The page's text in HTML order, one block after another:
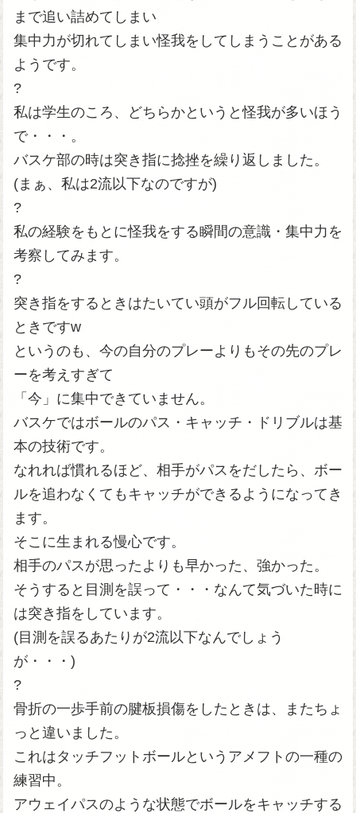
まで追い詰めてしまい
集中力が切れてしまい怪我をしてしまうことがある
ようです。
?
私は学生のころ、どちらかというと怪我が多いほう
で・・・。
バスケ部の時は突き指に捻挫を繰り返しました。
(まぁ、私は2流以下なのですが)
?
私の経験をもとに怪我をする瞬間の意識・集中力を
考察してみます。
?
突き指をするときはたいてい頭がフル回転している
ときですw
というのも、今の自分のプレーよりもその先のプレ
ーを考えすぎて
「今」に集中できていません。
バスケではボールのパス・キャッチ・ドリブルは基
本の技術です。
なれれば慣れるほど、相手がパスをだしたら、ボー
ルを追わなくてもキャッチができるようになってき
ます。
そこに生まれる慢心です。
相手のパスが思ったよりも早かった、強かった。
そうすると目測を誤って・・・なんて気づいた時に
は突き指をしています。
(目測を誤るあたりが2流以下なんでしょう
が・・・)
?
骨折の一歩手前の腱板損傷をしたときは、またちょ
っと違いました。
これはタッチフットボールというアメフトの一種の
練習中。
アウェイパスのような状態でボールをキャッチする